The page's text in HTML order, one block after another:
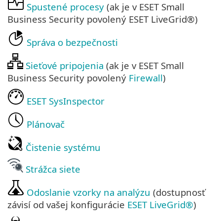
Spustené procesy (ak je v ESET Small
Business Security povolený ESET LiveGrid®)
Správa o bezpečnosti
Sieťové pripojenia (ak je v ESET Small
Business Security povolený Firewall)
ESET SysInspector
Plánovač
Čistenie systému
Strážca siete
Odoslanie vzorky na analýzu (dostupnosť
závisí od vašej konfigurácie ESET LiveGrid®)